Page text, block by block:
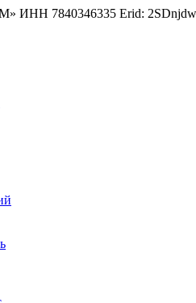
ИНН 7840346335 Erid: